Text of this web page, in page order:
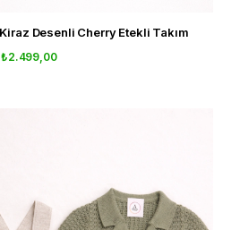
Desenli Cherry Etekli Takım
₺2.499,00